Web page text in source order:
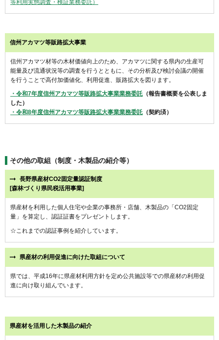
等利用実態調査・検証業務委託）
信州アカマツ等販路拡大事業
信州アカマツ材等の木材価値向上のため、アカマツに関する県内の生産可
能量及び流通状況等の調査を行うとともに、その分析及び検討会議の開催
を行うことで高付加価値化、利用促進、販路拡大を図ります。
・令和7年度信州アカマツ等販路拡大事業業務委託 （報告書概要を公表しま
した）
・令和8年度信州アカマツ等販路拡大事業業務委託 （契約済）
その他の取組（制度・木製品の紹介等）
長野県産材CO2固定量認証制度
[森林づくり県民税活用事業]
県産材を利用した個人住宅や企業の事務所・店舗、木製品の「CO2固定
量」を算定し、認証証書をプレゼントします。
☆これまでの認証事例を紹介しています。
県産材の利用促進に向けた取組について
県では、平成16年に県産材利用方針を定め公共施設等での県産材の利用促
進に向け取り組んでいます。
県産材を活用した木製品の紹介